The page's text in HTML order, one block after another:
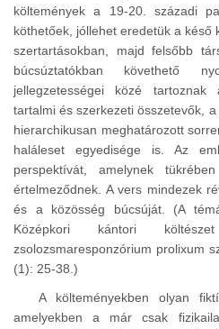
költemények a 19-20. századi
köthetőek, jóllehet eredetük a késő
szertartásokban, majd felsőbb
búcsúztatókban követhető
jellegzetességei közé tartoznak
tartalmi és szerkezeti összetevők,
hierarchikusan meghatározott
haláleset egyedisége is. Az
perspektívát, amelynek
értelmeződnek. A vers mindezek
és a közösség búcsúját. (A
Középkori kántori
zsolozsmaresponzórium prolixum
(1): 25-38.)
A költeményekben olyan
amelyekben a már csak